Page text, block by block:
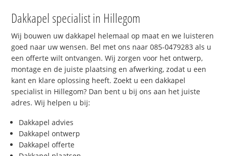
Dakkapel specialist in Hillegom
Wij bouwen uw dakkapel helemaal op maat en we luisteren
goed naar uw wensen. Bel met ons naar 085-0479283 als u
een offerte wilt ontvangen. Wij zorgen voor het ontwerp,
montage en de juiste plaatsing en afwerking, zodat u een
kant en klare oplossing heeft. Zoekt u een dakkapel
specialist in Hillegom? Dan bent u bij ons aan het juiste
adres. Wij helpen u bij:
Dakkapel advies
Dakkapel ontwerp
Dakkapel offerte